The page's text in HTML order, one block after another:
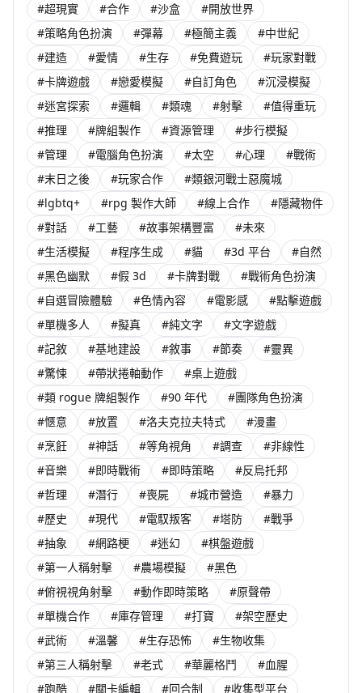
#超現實
#合作 #沙盒
#開放世界
#策略角色扮演
#彈幕 #極簡主義
#中世紀
#建造
#愛情 #生存 #免費遊玩
#玩家對戰
#卡牌遊戲
#戀愛模擬 #自訂角色
#沉浸模擬
#迷宮探索
#邏輯 #類魂 #射擊
#值得重玩
#推理
#牌組製作 #資源管理
#步行模擬
#管理
#電腦角色扮演 #太空 #心理
#戰術
#末日之後
#玩家合作
#類銀河戰士惡魔城
#lgbtq+
#rpg 製作大師 #線上合作
#隱藏物件
#對話
#工藝 #故事架構豐富
#未來
#生活模擬
#程序生成 #貓 #3d 平台
#自然
#黑色幽默
#假 3d #卡牌對戰
#戰術角色扮演
#自選冒險體驗
#色情內容 #電影感
#點擊遊戲
#單機多人
#擬真 #純文字
#文字遊戲
#記敘
#基地建設 #敘事 #節奏
#靈異
#驚悚
#帶狀捲軸動作
#桌上遊戲
#類 rogue 牌組製作
#90 年代
#團隊角色扮演
#愜意
#放置 #洛夫克拉夫特式
#漫畫
#烹飪
#神話 #等角視角 #調查
#非線性
#音樂
#即時戰術 #即時策略
#反烏托邦
#哲理
#潛行 #喪屍 #城市營造
#暴力
#歷史
#現代 #電馭叛客 #塔防
#戰爭
#抽象
#網路梗 #迷幻
#棋盤遊戲
#第一人稱射擊
#農場模擬
#黑色
#俯視視角射擊
#動作即時策略
#原聲帶
#單機合作
#庫存管理 #打寶
#架空歷史
#武術
#溫馨 #生存恐怖
#生物收集
#第三人稱射擊
#老式 #華麗格鬥
#血腥
#跑酷
#關卡編輯 #回合制 #收集型平台